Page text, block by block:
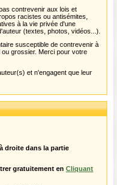
contrevenir aux lois et
racistes ou antisémites,
à la vie privée d'une
(textes, photos, vidéos...).
susceptible de contrevenir à
grossier. Merci pour votre
et n'engagent que leur
droite dans la partie
gratuitement en Cliquant